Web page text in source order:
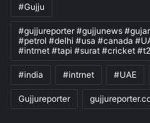
#Gujju
#gujjureporter #gujjunews
#petrol #delhi #usa #canada
#intrnet #tapi #surat #cricket
#india #intrnet #UAE
Gujjureporter